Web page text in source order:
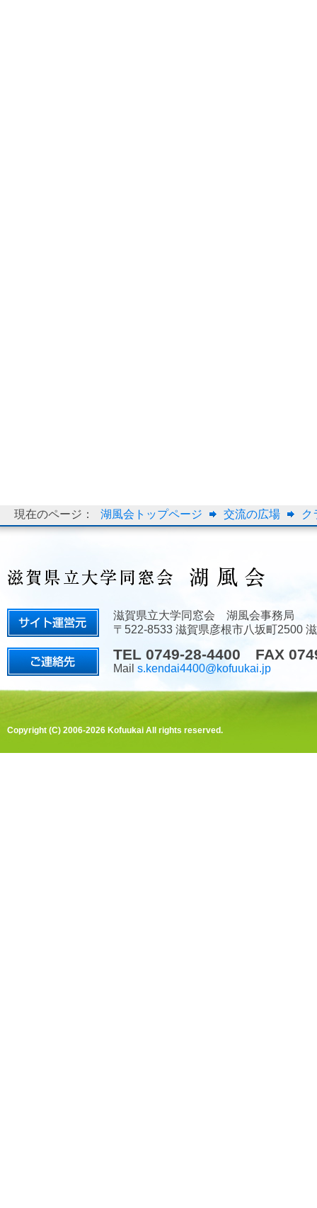
現在のページ： 湖風会トップページ 交流の広場 ク
滋賀県立大学同窓会 湖風会事務局
〒522-8533 滋賀県彦根市八坂町2500
TEL 0749-28-4400 FAX
Mail s.kendai4400@kofuukai.jp
Copyright (C) 2006-2026 Kofuukai All rights reserved.